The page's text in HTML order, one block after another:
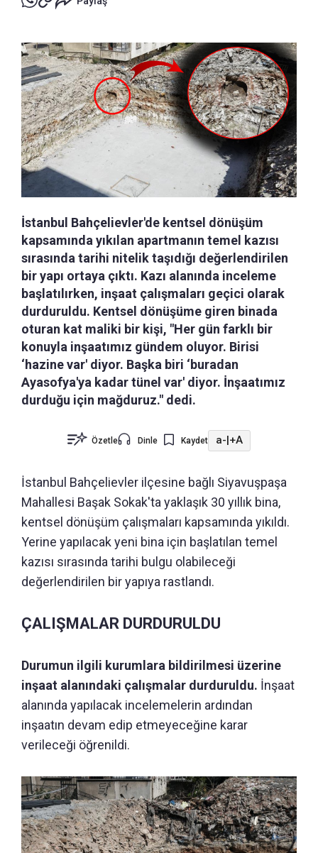
İstanbul Bahçelievler'de kentsel dönüşüm
kapsamında yıkılan apartmanın temel kazısı
sırasında tarihi nitelik taşıdığı değerlendirilen
bir yapı ortaya çıktı. Kazı alanında inceleme
başlatılırken, inşaat çalışmaları geçici olarak
durduruldu. Kentsel dönüşüme giren binada
oturan kat maliki bir kişi, "Her gün farklı bir
konuyla inşaatımız gündem oluyor. Birisi
‘hazine var' diyor. Başka biri ‘buradan
Ayasofya'ya kadar tünel var' diyor. İnşaatımız
durduğu için mağduruz." dedi.
Özetle Dinle Kaydet a-|+A
İstanbul Bahçelievler ilçesine bağlı Siyavuşpaşa
Mahallesi Başak Sokak'ta yaklaşık 30 yıllık bina,
kentsel dönüşüm çalışmaları kapsamında yıkıldı.
Yerine yapılacak yeni bina için başlatılan temel
kazısı sırasında tarihi bulgu olabileceği
değerlendirilen bir yapıya rastlandı.
ÇALIŞMALAR DURDURULDU
Durumun ilgili kurumlara bildirilmesi üzerine
inşaat alanındaki çalışmalar durduruldu. İnşaat
alanında yapılacak incelemelerin ardından
inşaatın devam edip etmeyeceğine karar
verileceği öğrenildi.